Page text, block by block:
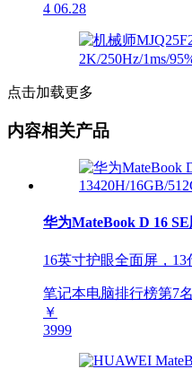
4 06.28
点击加载更多
内容相关产品
华为MateBook D 16
16英寸护眼全面屏，
笔记本电脑排行榜第7名
￥
3999